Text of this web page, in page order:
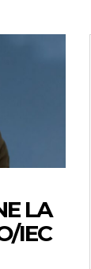
LA
IEC